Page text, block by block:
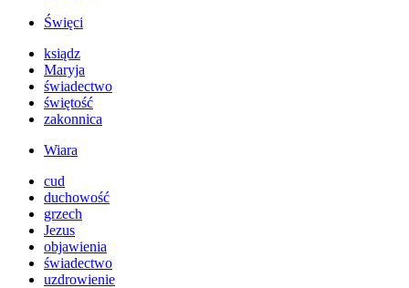
Święci
ksiądz
Maryja
świadectwo
świętość
zakonnica
Wiara
cud
duchowość
grzech
Jezus
objawienia
świadectwo
uzdrowienie